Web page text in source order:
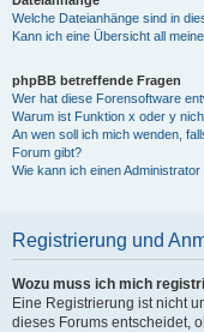
Welche Dateianhänge sind in
Kann ich eine Übersicht all
phpBB betreffende Fragen
Wer hat diese Forensoftware
Warum ist Funktion x oder y
An wen soll ich mich wenden,
Forum gibt?
Wie kann ich einen
Registrierung und
Wozu muss ich mich
Eine Registrierung ist nicht
dieses Forums entscheidet,